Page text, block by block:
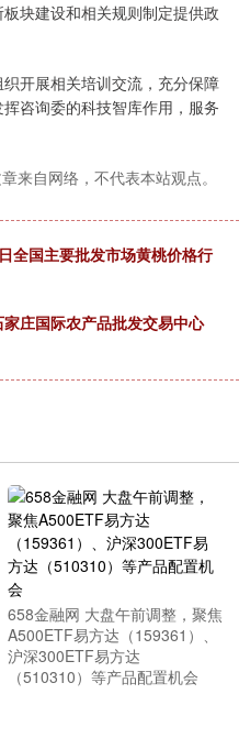
块建设和相关规则制定提供政
开展相关培训交流，充分保障
咨询委的科技智库作用，服务
来自网络，不代表本站观点。
全国主要批发市场黄桃价格行
庄国际农产品批发交易中心
658金融网 大盘午前调整，聚焦
A500ETF易方达（159361）、
沪深300ETF易方达
（510310）等产品配置机会